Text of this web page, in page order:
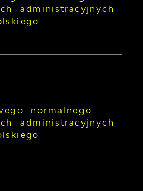
administracyjnych
normalnego
administracyjnych